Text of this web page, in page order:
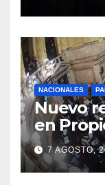
NACIONALES
Nuevo
en
el
del
7 AGOSTO,